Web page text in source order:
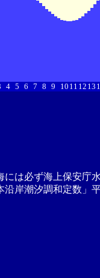
4 5 6 7 8 9 10 11 12 13
は必ず海上保安庁
岸潮汐調和定数」